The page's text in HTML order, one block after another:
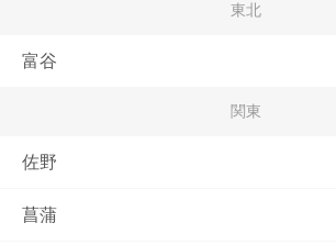
東北
富谷
関東
佐野
菖蒲